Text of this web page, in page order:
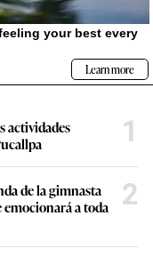
actividades
1
de la gimnasta
a toda
2